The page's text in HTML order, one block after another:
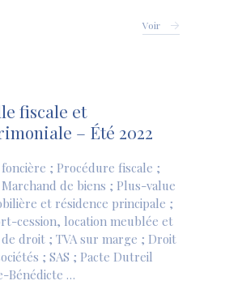
Voir
fiscale et
– Été 2022
foncière ; Procédure fiscale ;
de biens ; Plus-value
et résidence principale ;
cession, location meublée et
droit ; TVA sur marge ; Droit
; SAS ; Pacte Dutreil
Bénédicte …